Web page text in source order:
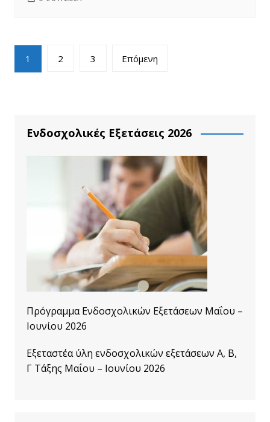
Πλοήγηση
άρθρων
1 2 3 Επόμενη
Ενδοσχολικές Εξετάσεις 2026
Πρόγραμμα Ενδοσχολικών Εξετάσεων Μαΐου –
Ιουνίου 2026
Εξεταστέα ύλη ενδοσχολικών εξετάσεων A, B,
Γ Τάξης Μαΐου – Ιουνίου 2026